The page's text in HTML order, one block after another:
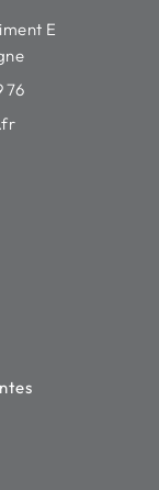
E
76